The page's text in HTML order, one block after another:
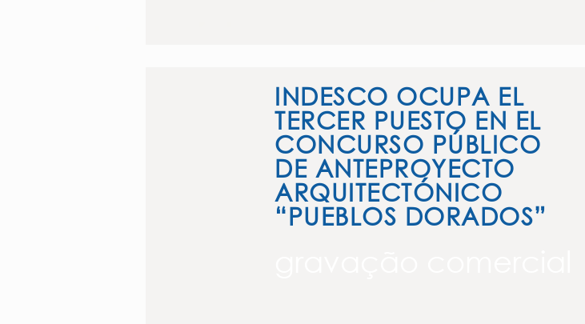
INDESCO OCUPA EL
TERCER PUESTO EN EL
CONCURSO PÚBLICO
DE ANTEPROYECTO
ARQUITECTÓNICO
“PUEBLOS DORADOS”